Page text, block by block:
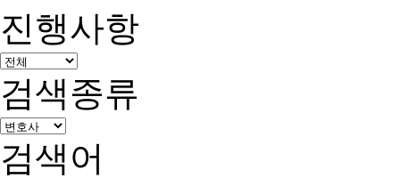
진행사항
검색종류
검색어